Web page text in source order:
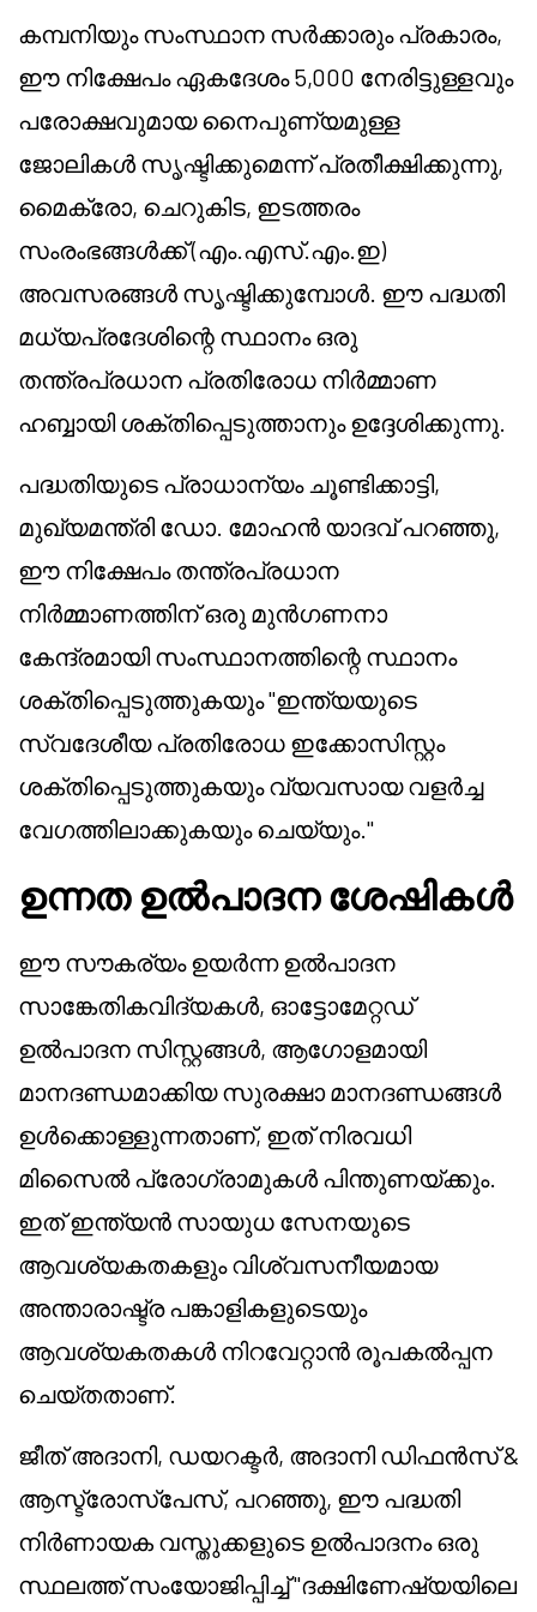
കമ്പനിയും സംസ്ഥാന സർക്കാരും പ്രകാരം,
ഈ നിക്ഷേപം ഏകദേശം 5,000 നേരിട്ടുള്ളവും
പരോക്ഷവുമായ നൈപുണ്യമുള്ള
ജോലികൾ സൃഷ്ടിക്കുമെന്ന് പ്രതീക്ഷിക്കുന്നു,
മൈക്രോ, ചെറുകിട, ഇടത്തരം
സംരംഭങ്ങൾക്ക് (എം.എസ്.എം.ഇ)
അവസരങ്ങൾ സൃഷ്ടിക്കുമ്പോൾ. ഈ പദ്ധതി
മധ്യപ്രദേശിന്റെ സ്ഥാനം ഒരു
തന്ത്രപ്രധാന പ്രതിരോധ നിർമ്മാണ
ഹബ്ബായി ശക്തിപ്പെടുത്താനും ഉദ്ദേശിക്കുന്നു.
പദ്ധതിയുടെ പ്രാധാന്യം ചൂണ്ടിക്കാട്ടി,
മുഖ്യമന്ത്രി ഡോ. മോഹൻ യാദവ് പറഞ്ഞു,
ഈ നിക്ഷേപം തന്ത്രപ്രധാന
നിർമ്മാണത്തിന് ഒരു മുൻഗണനാ
കേന്ദ്രമായി സംസ്ഥാനത്തിന്റെ സ്ഥാനം
ശക്തിപ്പെടുത്തുകയും "ഇന്ത്യയുടെ
സ്വദേശീയ പ്രതിരോധ ഇക്കോസിസ്റ്റം
ശക്തിപ്പെടുത്തുകയും വ്യവസായ വളർച്ച
വേഗത്തിലാക്കുകയും ചെയ്യും."
ഉന്നത ഉൽപാദന ശേഷികൾ
ഈ സൗകര്യം ഉയർന്ന ഉൽപാദന
സാങ്കേതികവിദ്യകൾ, ഓട്ടോമേറ്റഡ്
ഉൽപാദന സിസ്റ്റങ്ങൾ, ആഗോളമായി
മാനദണ്ഡമാക്കിയ സുരക്ഷാ മാനദണ്ഡങ്ങൾ
ഉൾക്കൊള്ളുന്നതാണ്, ഇത് നിരവധി
മിസൈൽ പ്രോഗ്രാമുകൾ പിന്തുണയ്ക്കും.
ഇത് ഇന്ത്യൻ സായുധ സേനയുടെ
ആവശ്യകതകളും വിശ്വസനീയമായ
അന്താരാഷ്ട്ര പങ്കാളികളുടെയും
ആവശ്യകതകൾ നിറവേറ്റാൻ രൂപകൽപ്പന
ചെയ്തതാണ്.
ജീത് അദാനി, ഡയറക്ടർ, അദാനി ഡിഫൻസ് &
ആസ്ട്രോസ്പേസ്, പറഞ്ഞു, ഈ പദ്ധതി
നിർണായക വസ്തുക്കളുടെ ഉൽപാദനം ഒരു
സ്ഥലത്ത് സംയോജിപ്പിച്ച് "ദക്ഷിണേഷ്യയിലെ